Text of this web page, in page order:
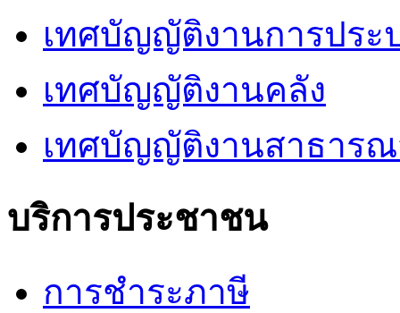
เทศบัญญัติงานการประ
เทศบัญญัติงานคลัง
เทศบัญญัติงานสาธาร
บริการประชาชน
การชำระภาษี